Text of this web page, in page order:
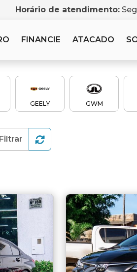
Horário de atendimento:
FINANCIE ATACADO
GEELY GWM
Filtrar